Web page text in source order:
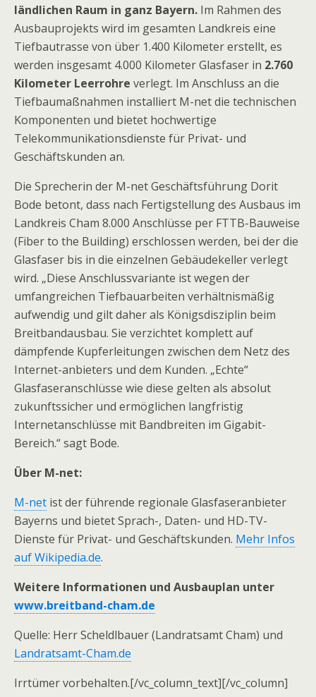
ländlichen Raum in ganz Bayern. Im Rahmen des
Ausbauprojekts wird im gesamten Landkreis eine
Tiefbautrasse von über 1.400 Kilometer erstellt, es
werden insgesamt 4.000 Kilometer Glasfaser in 2.760
Kilometer Leerrohre verlegt. Im Anschluss an die
Tiefbaumaßnahmen installiert M-net die technischen
Komponenten und bietet hochwertige
Telekommunikationsdienste für Privat- und
Geschäftskunden an.
Die Sprecherin der M-net Geschäftsführung Dorit
Bode betont, dass nach Fertigstellung des Ausbaus im
Landkreis Cham 8.000 Anschlüsse per FTTB-Bauweise
(Fiber to the Building) erschlossen werden, bei der die
Glasfaser bis in die einzelnen Gebäudekeller verlegt
wird. „Diese Anschlussvariante ist wegen der
umfangreichen Tiefbauarbeiten verhältnismäßig
aufwendig und gilt daher als Königsdisziplin beim
Breitbandausbau. Sie verzichtet komplett auf
dämpfende Kupferleitungen zwischen dem Netz des
Internet-anbieters und dem Kunden. „Echte“
Glasfaseranschlüsse wie diese gelten als absolut
zukunftssicher und ermöglichen langfristig
Internetanschlüsse mit Bandbreiten im Gigabit-
Bereich.“ sagt Bode.
Über M-net:
M-net ist der führende regionale Glasfaseranbieter
Bayerns und bietet Sprach-, Daten- und HD-TV-
Dienste für Privat- und Geschäftskunden. Mehr Infos
auf Wikipedia.de.
Weitere Informationen und Ausbauplan unter
www.breitband-cham.de
Quelle: Herr Scheldlbauer (Landratsamt Cham) und
Landratsamt-Cham.de
Irrtümer vorbehalten.[/vc_column_text][/vc_column]